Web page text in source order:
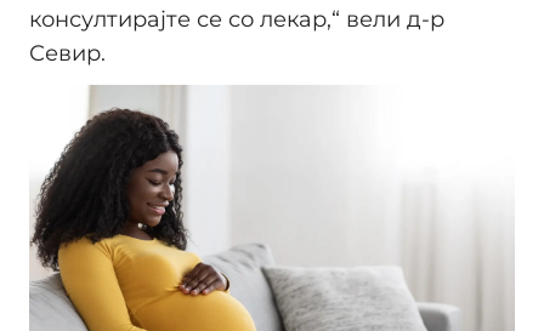
консултирајте се со лекар,“ вели д-р
Севир.